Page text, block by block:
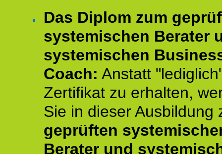
Das Diplom zum
systemischen Berater
systemischen
Coach: Anstatt
Zertifikat zu erhalten,
Sie in dieser Ausbildung
geprüften
Berater und